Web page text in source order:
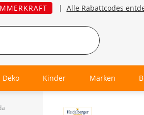
| Alle Rabattcodes
Deko Kinder Marken
Inhalt der Seitenleiste